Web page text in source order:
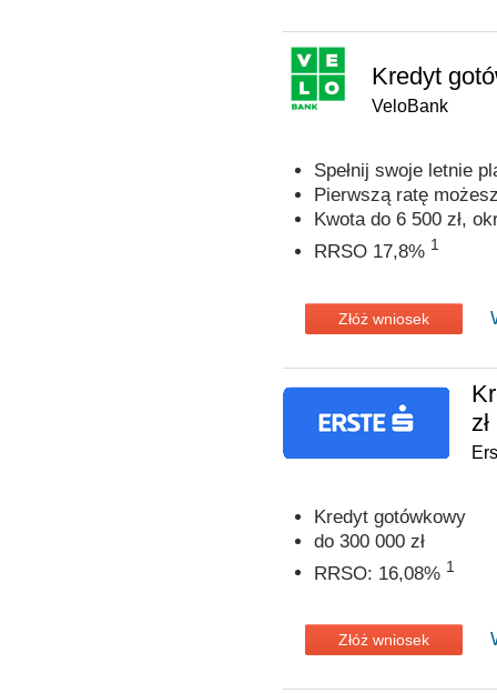
Kredyt
VeloBank
Spełnij swoje letnie
Pierwszą ratę
Kwota do 6 500 zł,
RRSO 17,8% 1
Złóż wniosek
zł
Kredyt gotówkowy
do 300 000 zł
RRSO: 16,08% 1
Złóż wniosek